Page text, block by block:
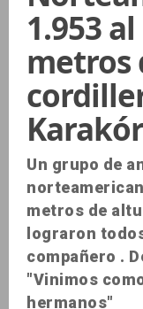
1.953
metros
Un grupo de
metros de
lograron
compañero .
"Vinimos
hermanos"